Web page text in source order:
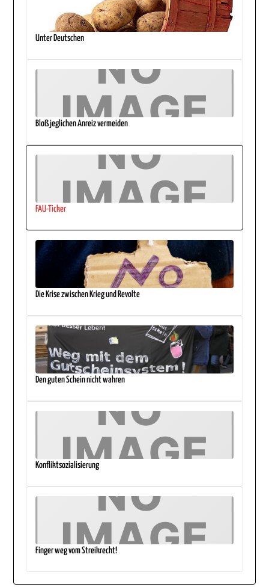
Unter Deutschen
Bloß jeglichen Anreiz vermeiden
FAU-Ticker
Die Krise zwischen Krieg und Revolte
Den guten Schein nicht wahren
Konfliktsozialisierung
Finger weg vom Streikrecht!